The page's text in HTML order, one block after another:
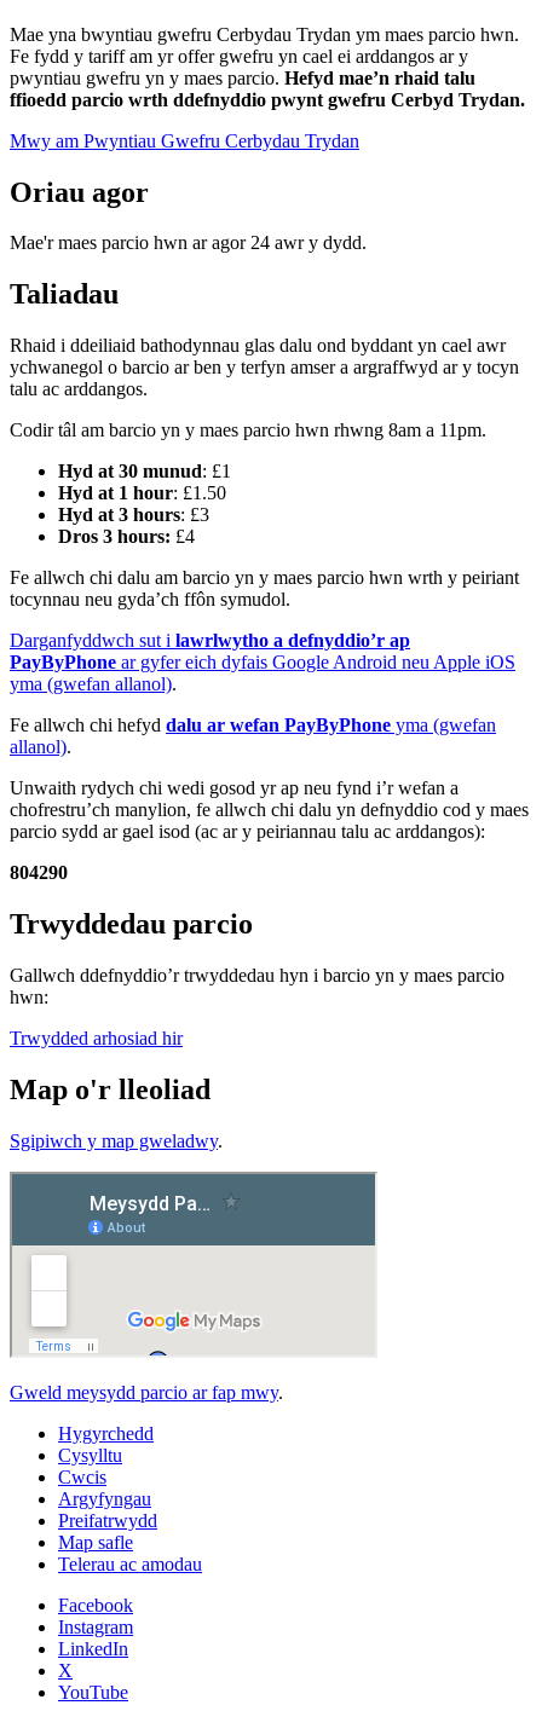
Mae yna bwyntiau gwefru Cerbydau Trydan ym maes parcio hwn.
Fe fydd y tariff am yr offer gwefru yn cael ei arddangos ar y
pwyntiau gwefru yn y maes parcio. Hefyd mae’n rhaid talu
ffioedd parcio wrth ddefnyddio pwynt gwefru Cerbyd Trydan.
Mwy am Pwyntiau Gwefru Cerbydau Trydan
Oriau agor
Mae'r maes parcio hwn ar agor 24 awr y dydd.
Taliadau
Rhaid i ddeiliaid bathodynnau glas dalu ond byddant yn cael awr
ychwanegol o barcio ar ben y terfyn amser a argraffwyd ar y tocyn
talu ac arddangos.
Codir tâl am barcio yn y maes parcio hwn rhwng 8am a 11pm.
Hyd at 30 munud: £1
Hyd at 1 hour: £1.50
Hyd at 3 hours: £3
Dros 3 hours: £4
Fe allwch chi dalu am barcio yn y maes parcio hwn wrth y peiriant
tocynnau neu gyda’ch ffôn symudol.
Darganfyddwch sut i lawrlwytho a defnyddio’r ap
PayByPhone ar gyfer eich dyfais Google Android neu Apple iOS
yma (gwefan allanol).
Fe allwch chi hefyd dalu ar wefan PayByPhone yma (gwefan
allanol).
Unwaith rydych chi wedi gosod yr ap neu fynd i’r wefan a
chofrestru’ch manylion, fe allwch chi dalu yn defnyddio cod y maes
parcio sydd ar gael isod (ac ar y peiriannau talu ac arddangos):
804290
Trwyddedau parcio
Gallwch ddefnyddio’r trwyddedau hyn i barcio yn y maes parcio
hwn:
Trwydded arhosiad hir
Map o'r lleoliad
Sgipiwch y map gweladwy.
Gweld meysydd parcio ar fap mwy.
Hygyrchedd
Cysylltu
Cwcis
Argyfyngau
Preifatrwydd
Map safle
Telerau ac amodau
Facebook
Instagram
LinkedIn
X
YouTube